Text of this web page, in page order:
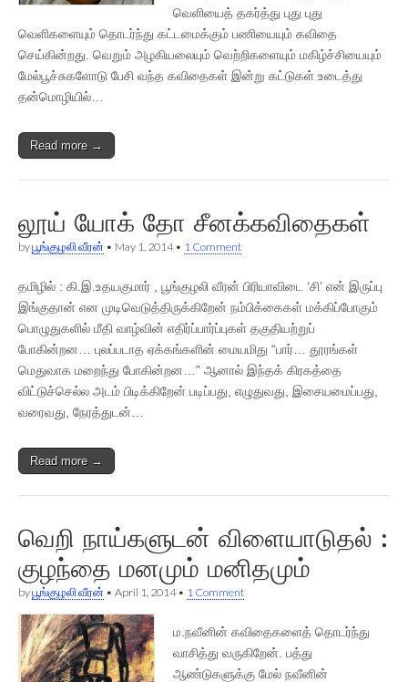
வெளியைத் தகர்த்து புது புது
வெளிகளையும் தொடர்ந்து கட்டமைக்கும் பணியையும் கவிதை
செய்கின்றது. வெறும் அழகியலையும் வெற்றிகளையும் மகிழ்ச்சியையும்
மேல்பூச்சுகளோடு பேசி வந்த கவிதைகள் இன்று கட்டுகள் உடைத்து
தன்மொழியில்…
Read more →
லூய் யோக் தோ சீனக்கவிதைகள்
byபூங்குழலி வீரன் • May 1, 2014• 1 Comment
தமிழில் : கி.இ.உதயகுமார் , பூங்குழலி வீரன் பிரியாவிடை ‘சி’ என் இருப்பு
இங்குதான் என முடிவெடுத்திருக்கிறேன் நம்பிக்கைகள் மக்கிப்போகும்
பொழுதுகளில் மீதி வாழ்வின் எதிர்ப்பார்ப்புகள் தகுதியற்றுப்
போகின்றன… புலப்படாத ஏக்கங்களின் மையமிது “பார்… தூரங்கள்
மெதுவாக மறைந்து போகின்றன…” ஆனால் இந்தக் கிரகத்தை
விட்டுச்செல்ல அடம் பிடிக்கிறேன் படிப்பது, எழுதுவது, இசையமைப்பது,
வரைவது, நேரத்துடன்…
Read more →
வெறி நாய்களுடன் விளையாடுதல் :
குழந்தை மனமும் மனிதமும்
byபூங்குழலி வீரன் • April 1, 2014• 1 Comment
ம.நவீனின் கவிதைகளைத் தொடர்ந்து
வாசித்து வருகிறேன். பத்து
ஆண்டுகளுக்கு மேல் நவீனின்